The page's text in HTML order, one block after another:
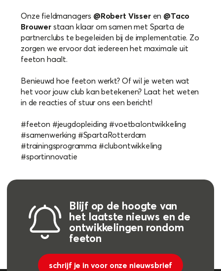
Onze fieldmanagers @Robert Visseren @Taco
Brouwerstaan klaar om samen met Sparta de
partnerclubs te begeleiden bij de implementatie. Zo
zorgen we ervoor dat iedereen het maximale uit
feeton haalt.
Benieuwd hoe feeton werkt? Of wil je weten wat
het voor jouw club kan betekenen? Laat het weten
in de reacties of stuur ons een bericht!
#feeton #jeugdopleiding #voetbalontwikkeling
#samenwerking #SpartaRotterdam
#trainingsprogramma #clubontwikkeling
#sportinnovatie
Blijf op de hoogte van
het laatste nieuws en de
ontwikkelingen rondom
feeton
schrijf je in voor onze nieuwsbrief